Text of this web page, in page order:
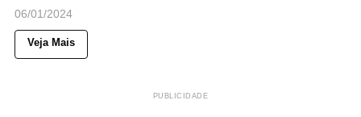
06/01/2024
Veja Mais
PUBLICIDADE